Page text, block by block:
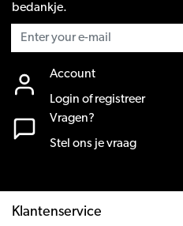
bedankje.
Account
Login of registreer
Vragen?
Stel ons je vraag
Klantenservice